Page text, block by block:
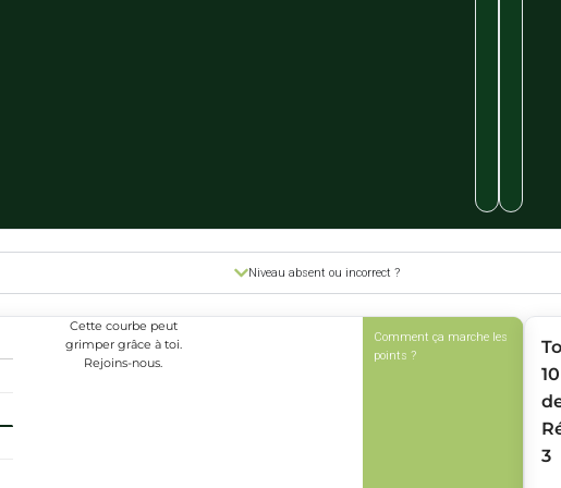
Niveau absent ou incorrect ?
Cette courbe peut
grimper grâce à toi.
Rejoins-nous.
Comment ça marche les
points ?
10
3